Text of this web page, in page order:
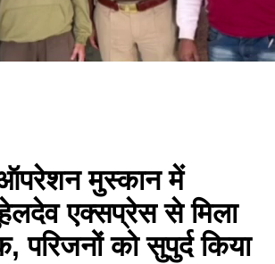
मुस्कान में
एक्सप्रेस से मिला
परिजनों को सुपुर्द किया